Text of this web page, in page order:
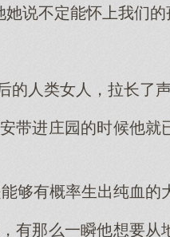
说不定能怀上我们的
人类女人，拉长了
带进庄园的时候他就
够有概率生出纯血的
有那么一瞬他想要从